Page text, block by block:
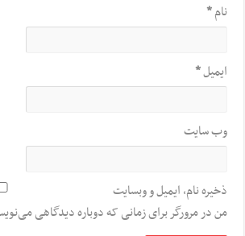
نام*
ایمیل*
وب‌ سایت
ذخیره نام، ایمیل و وبسایت
من در مرورگر برای زمانی که دوباره دیدگاهی